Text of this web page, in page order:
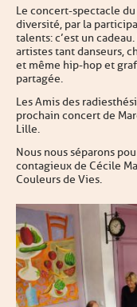
Le concert-spectacle
diversité, par la
talents : c’est un
artistes tant danseurs,
et même hip-hop et
partagée.
Les Amis des
prochain concert de
Lille.
Nous nous séparons
contagieux de Cécile
Couleurs de Vies.